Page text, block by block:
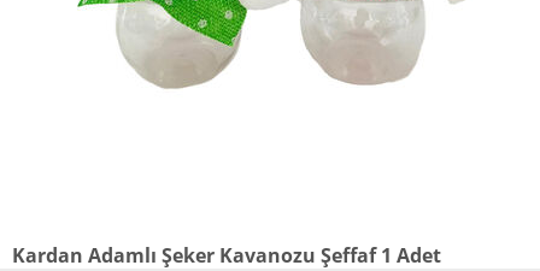
Kardan Adamlı Şeker Kavanozu Şeffaf 1 Adet